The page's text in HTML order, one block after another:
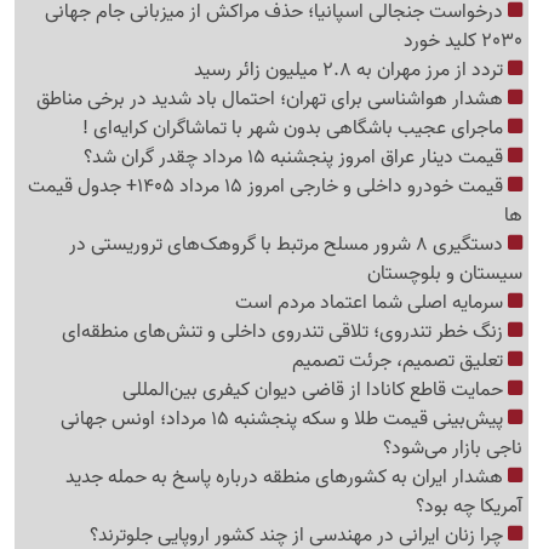
درخواست جنجالی اسپانیا؛ حذف مراکش از میزبانی جام جهانی
2030 کلید خورد
تردد از مرز مهران به 2.8 میلیون زائر رسید
هشدار هواشناسی برای تهران؛ احتمال باد شدید در برخی مناطق
ماجرای عجیب باشگاهی بدون شهر با تماشاگران کرایه‌ای !
قیمت دینار عراق امروز پنجشنبه 15 مرداد چقدر گران شد؟
قیمت خودرو داخلی و خارجی امروز 15 مرداد 1405+ جدول قیمت
ها
دستگیری 8 شرور مسلح مرتبط با گروهک‌های تروریستی در
سیستان و بلوچستان
سرمایه اصلی شما اعتماد مردم است
زنگ خطر تندروی؛ تلاقی تندروی داخلی و تنش‌های منطقه‌ای
تعلیق تصمیم، جرئت تصمیم
حمایت قاطع کانادا از قاضی دیوان کیفری بین‌المللی
پیش‌بینی قیمت طلا و سکه پنجشنبه 15 مرداد؛ اونس جهانی
ناجی بازار می‌شود؟
هشدار ایران به کشورهای منطقه درباره پاسخ به حمله جدید
آمریکا چه بود؟
چرا زنان ایرانی در مهندسی از چند کشور اروپایی جلوترند؟